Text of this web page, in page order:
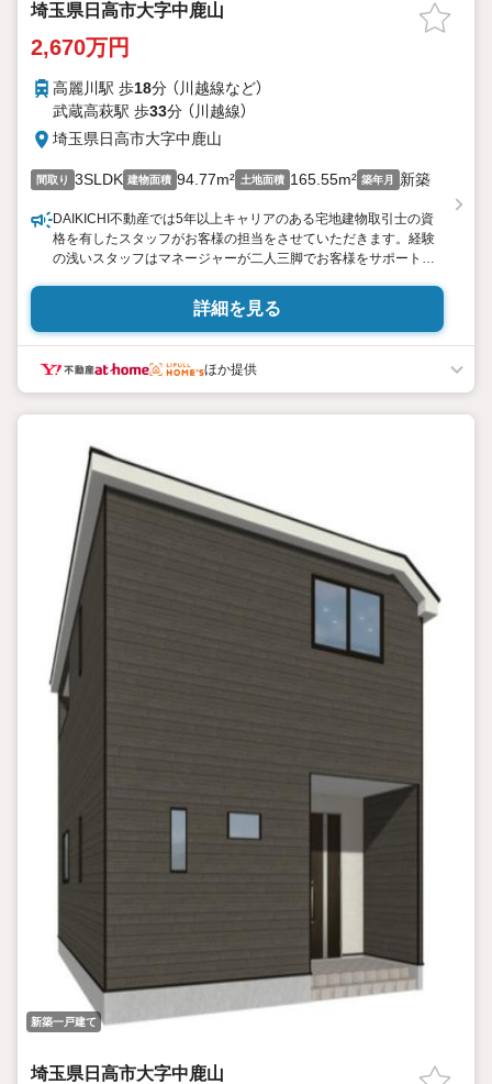
埼玉県日高市大字中鹿山
2,670万円
高麗川駅 歩18分 （川越線など）
武蔵高萩駅 歩33分 （川越線）
埼玉県日高市大字中鹿山
間取り 3SLDK 建物面積 94.77m² 土地面積 165.55m² 築年月 新築
DAIKICHI不動産では5年以上キャリアのある宅地建物取引士の資
格を有したスタッフがお客様の担当をさせていただきます。経験
の浅いスタッフはマネージャーが二人三脚でお客様をサポート致
ますので、安心、安全のお取引ができる事をお約束いたします。
住宅ローンや火災保険、ライフライン（電気、ガス、水道等）や税
金の控除手続きまで、不動産購入に関わる全ての手続きを私共が
すのでご安心ください。 その他物件以外にかかる諸経費につい
て、「どこに、なんで、いくら」全てご説明いたします。 いつでも
お気軽にお問い合わせください。
詳細を見る
ほか提供
新築一戸建て
埼玉県日高市大字中鹿山